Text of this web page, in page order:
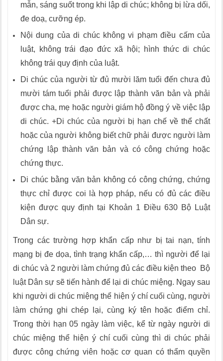
mẫn, sáng suốt trong khi lập di chúc; không bị lừa dối,
đe doạ, cưỡng ép.
Nội dung của di chúc không vi phạm điều cấm của
luật, không trái đạo đức xã hội; hình thức di chúc
không trái quy định của luật.
Di chúc của người từ đủ mười lăm tuổi đến chưa đủ
mười tám tuổi phải được lập thành văn bản và phải
được cha, mẹ hoặc người giám hộ đồng ý về việc lập
di chúc. +Di chúc của người bị hạn chế về thể chất
hoặc của người không biết chữ phải được người làm
chứng lập thành văn bản và có công chứng hoặc
chứng thực.
Di chúc bằng văn bản không có công chứng, chứng
thực chỉ được coi là hợp pháp, nếu có đủ các điều
kiện được quy định tại Khoản 1 Điều 630 Bộ Luật
Dân sự.
Trong các trường hợp khẩn cấp như bị tai nạn, tính
mạng bị đe dọa, tình trạng khẩn cấp,… thì người để lại
di chúc và 2 người làm chứng đủ các điều kiện theo Bộ
luật Dân sự sẽ tiến hành để lại di chúc miệng. Ngay sau
khi người di chúc miệng thể hiện ý chí cuối cùng, người
làm chứng ghi chép lại, cùng ký tên hoặc điểm chỉ.
Trong thời hạn 05 ngày làm việc, kể từ ngày người di
chúc miệng thể hiện ý chí cuối cùng thì di chúc phải
được công chứng viên hoặc cơ quan có thẩm quyền